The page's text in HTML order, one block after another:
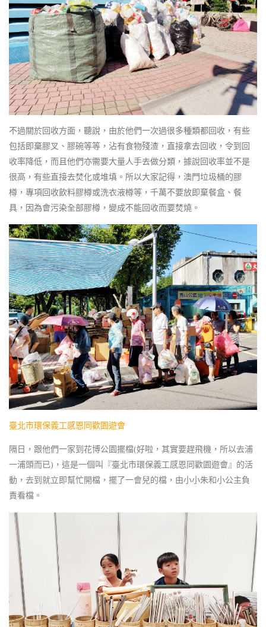
不過關於回收方面，聽說，由於他們一次過很多種類都回收，有些
包括即棄膠叉、膠碗等等，沾有食物殘渣，直接拿去回收，令到回
收率降低，而且他們亦需要大量人手去做分類，據說回收率並不是
很高，有些直接去焚化或堆填。所以大家記得，澳門垃圾桶的膠
樽，專項回收飲料膠樽或洗衣液樽等，千萬不要放即棄餐盒、餐
具，因為會污染全部膠樽，變成不能回收而要焚燒。
臺北市環保義工感恩同歡園遊會
隔日，跟他們一家到花博公園擺檔(好啦，其實要趕飛機，所以去浦
一浦頭而已)，這是一個叫『臺北市環保義工感恩同歡園遊會』的活
動，去到就立即幫忙開檔，擺了一會兒的檔，由小小朱和小公主負
責看檔。